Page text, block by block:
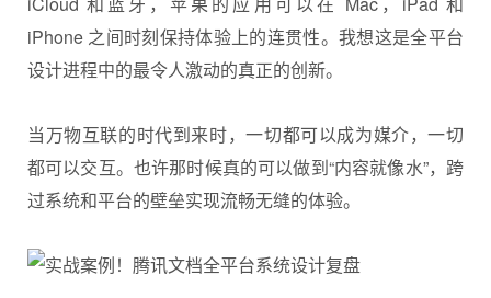
iPhone 之间时刻保持体验上的连贯性。我想这是全平台
设计进程中的最令人激动的真正的创新。
当万物互联的时代到来时，一切都可以成为媒介，一切
都可以交互。也许那时候真的可以做到“内容就像水”，跨
过系统和平台的壁垒实现流畅无缝的体验。